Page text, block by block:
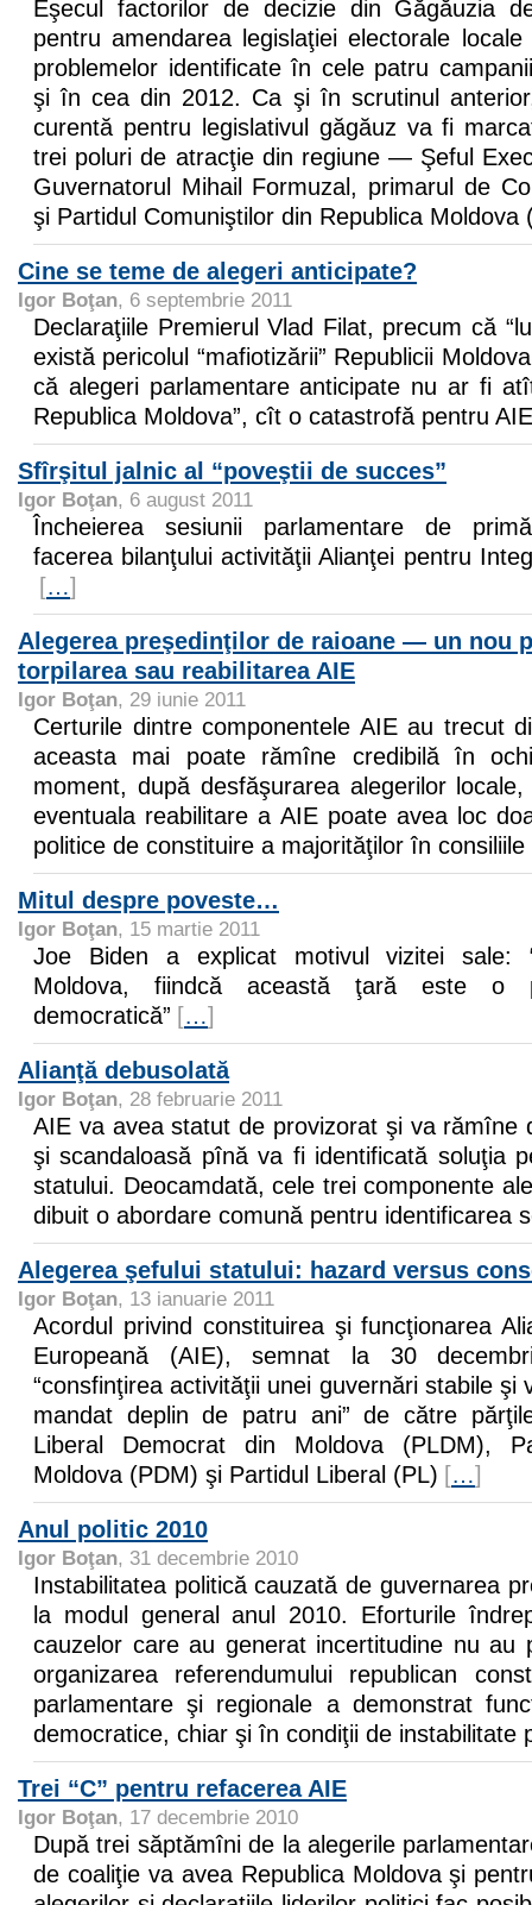
Eşecul factorilor de decizie din Găgăuzia
pentru amendarea legislaţiei electorale
problemelor identificate în cele patru
şi în cea din 2012. Ca şi în scrutinul
curentă pentru legislativul găgăuz va fi
trei poluri de atracţie din regiune — Şeful
Guvernatorul Mihail Formuzal, primarul de
şi Partidul Comuniştilor din Republica Moldova
Cine se teme de alegeri anticipate?
Igor Boţan, 6 septembrie 2011
Declaraţiile Premierul Vlad Filat, precum că
există pericolul “mafiotizării” Republicii
că alegeri parlamentare anticipate nu ar fi
Republica Moldova”, cît o catastrofă pentru AIE
Sfîrşitul jalnic al “poveştii de succes”
Igor Boţan, 6 august 2011
Încheierea sesiunii parlamentare de
facerea bilanţului activităţii Alianţei pentru
[…]
Alegerea preşedinţilor de raioane — un nou
torpilarea sau reabilitarea AIE
Igor Boţan, 29 iunie 2011
Certurile dintre componentele AIE au trecut
aceasta mai poate rămîne credibilă în
moment, după desfăşurarea alegerilor
eventuala reabilitare a AIE poate avea loc
politice de constituire a majorităţilor în consiliile
Mitul despre poveste…
Igor Boţan, 15 martie 2011
Joe Biden a explicat motivul vizitei sale:
Moldova, fiindcă această ţară este o
democratică” […]
Alianţă debusolată
Igor Boţan, 28 februarie 2011
AIE va avea statut de provizorat şi va rămîne
şi scandaloasă pînă va fi identificată soluţia
statului. Deocamdată, cele trei componente
dibuit o abordare comună pentru identificarea
Alegerea şefului statului: hazard versus
Igor Boţan, 13 ianuarie 2011
Acordul privind constituirea şi funcţionarea
Europeană (AIE), semnat la 30
“consfinţirea activităţii unei guvernări stabile şi
mandat deplin de patru ani” de către
Liberal Democrat din Moldova (PLDM),
Moldova (PDM) şi Partidul Liberal (PL) […]
Anul politic 2010
Igor Boţan, 31 decembrie 2010
Instabilitatea politică cauzată de guvernarea
la modul general anul 2010. Eforturile
cauzelor care au generat incertitudine nu au
organizarea referendumului republican
parlamentare şi regionale a demonstrat
democratice, chiar şi în condiţii de instabilitate
Trei “C” pentru refacerea AIE
Igor Boţan, 17 decembrie 2010
După trei săptămîni de la alegerile
de coaliţie va avea Republica Moldova şi